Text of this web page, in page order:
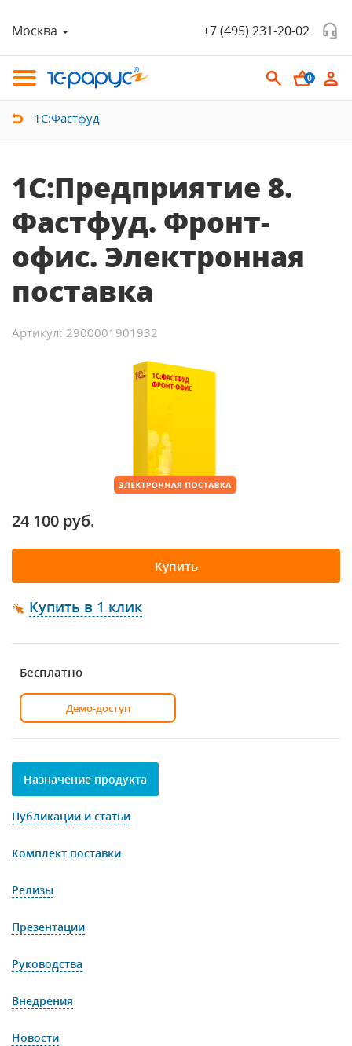
Москва +7 (495) 231-20-02
0
1С:Фастфуд
1С:Предприятие 8.
Фастфуд. Фронт-
офис. Электронная
поставка
Артикул: 2900001901932
24 100 руб.
Купить
Купить в 1 клик
Бесплатно
Демо-доступ
Назначение продукта
Публикации и статьи
Комплект поставки
Релизы
Презентации
Руководства
Внедрения
Новости